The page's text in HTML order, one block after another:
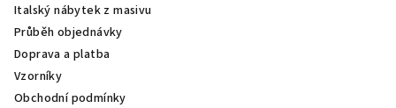
Italský nábytek z masivu
Průběh objednávky
Doprava a platba
Vzorníky
Obchodní podmínky